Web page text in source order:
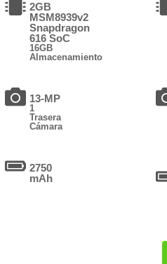
2GB
MSM8939v2
Snapdragon
616 SoC
16GB
Almacenamiento
13-MP
1
Trasera
Cámara
2750
mAh